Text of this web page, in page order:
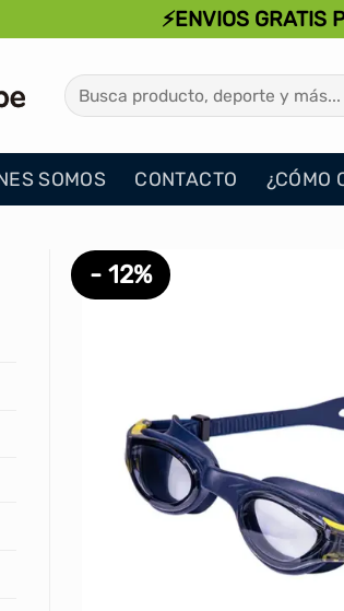
⚡ENVIOS GRATIS
Buscar
por:
SOMOS CONTACTO ¿CÓMO
- 12%